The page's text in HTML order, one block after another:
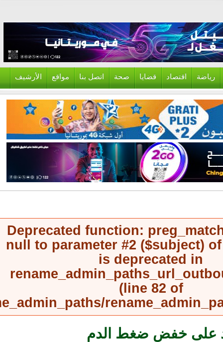
اقتصاد قضايا صحة اتصل بنا مواقع الأرشيف
Deprecated function:
null to parameter #2 ($subject)
is deprecated in
(line82of
على خفض ضغط الدم